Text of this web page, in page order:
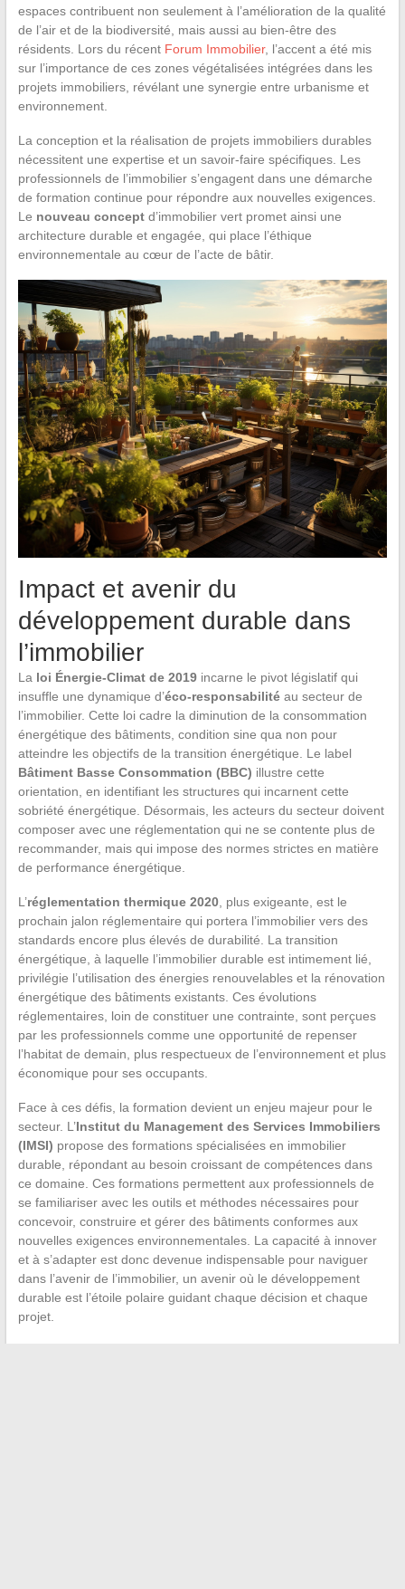
espaces contribuent non seulement à l’amélioration de la qualité
de l’air et de la biodiversité, mais aussi au bien-être des
résidents. Lors du récent Forum Immobilier, l’accent a été mis
sur l’importance de ces zones végétalisées intégrées dans les
projets immobiliers, révélant une synergie entre urbanisme et
environnement.
La conception et la réalisation de projets immobiliers durables
nécessitent une expertise et un savoir-faire spécifiques. Les
professionnels de l’immobilier s’engagent dans une démarche
de formation continue pour répondre aux nouvelles exigences.
Le nouveau conceptd’immobilier vert promet ainsi une
architecture durable et engagée, qui place l’éthique
environnementale au cœur de l’acte de bâtir.
Impact et avenir du
développement durable dans
l’immobilier
La loi Énergie-Climat de 2019incarne le pivot législatif qui
insuffle une dynamique d’éco-responsabilitéau secteur de
l’immobilier. Cette loi cadre la diminution de la consommation
énergétique des bâtiments, condition sine qua non pour
atteindre les objectifs de la transition énergétique. Le label
Bâtiment Basse Consommation (BBC) illustre cette
orientation, en identifiant les structures qui incarnent cette
sobriété énergétique. Désormais, les acteurs du secteur doivent
composer avec une réglementation qui ne se contente plus de
recommander, mais qui impose des normes strictes en matière
de performance énergétique.
L’réglementation thermique 2020, plus exigeante, est le
prochain jalon réglementaire qui portera l’immobilier vers des
standards encore plus élevés de durabilité. La transition
énergétique, à laquelle l’immobilier durable est intimement lié,
privilégie l’utilisation des énergies renouvelables et la rénovation
énergétique des bâtiments existants. Ces évolutions
réglementaires, loin de constituer une contrainte, sont perçues
par les professionnels comme une opportunité de repenser
l’habitat de demain, plus respectueux de l’environnement et plus
économique pour ses occupants.
Face à ces défis, la formation devient un enjeu majeur pour le
secteur. L’Institut du Management des Services Immobiliers
(IMSI) propose des formations spécialisées en immobilier
durable, répondant au besoin croissant de compétences dans
ce domaine. Ces formations permettent aux professionnels de
se familiariser avec les outils et méthodes nécessaires pour
concevoir, construire et gérer des bâtiments conformes aux
nouvelles exigences environnementales. La capacité à innover
et à s’adapter est donc devenue indispensable pour naviguer
dans l’avenir de l’immobilier, un avenir où le développement
durable est l’étoile polaire guidant chaque décision et chaque
projet.